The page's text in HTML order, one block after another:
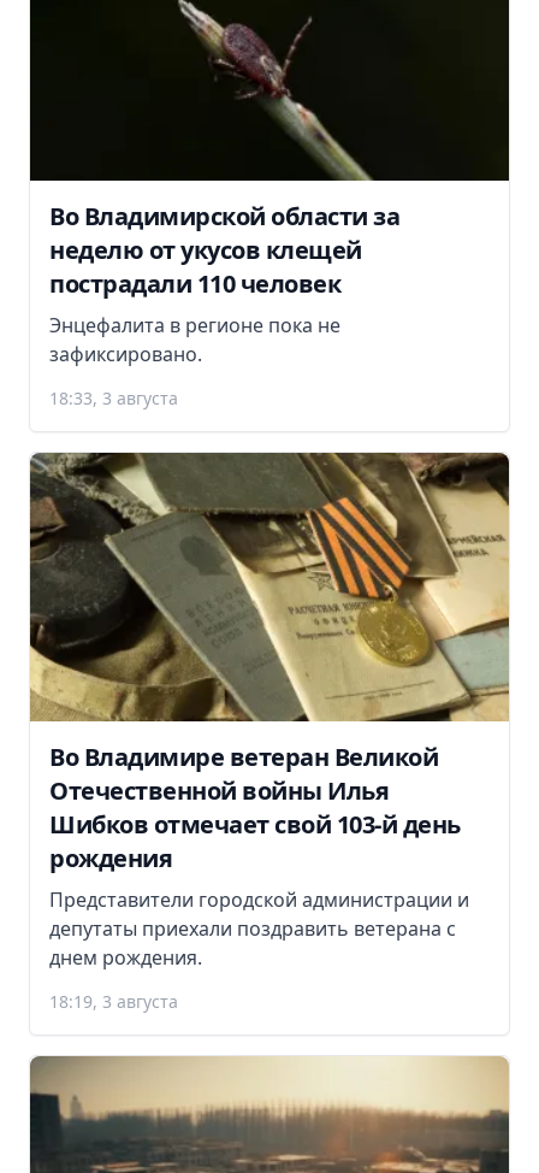
Во Владимирской области за
неделю от укусов клещей
пострадали 110 человек
Энцефалита в регионе пока не
зафиксировано.
18:33, 3 августа
Во Владимире ветеран Великой
Отечественной войны Илья
Шибков отмечает свой 103-й день
рождения
Представители городской администрации и
депутаты приехали поздравить ветерана с
днем рождения.
18:19, 3 августа